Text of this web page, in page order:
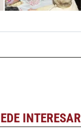
INTERESAR